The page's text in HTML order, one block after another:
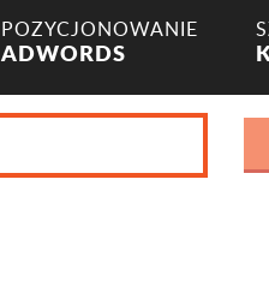
POZYCJONOWANIE
ADWORDS